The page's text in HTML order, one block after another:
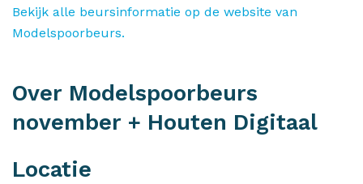
Bekijk alle beursinformatie op de website van
Modelspoorbeurs.
Over Modelspoorbeurs
november + Houten Digitaal
Locatie